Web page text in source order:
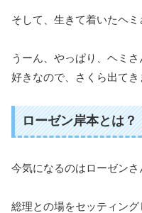
そして、生きて着いたヘミ
うーん、やっぱり、ヘミ
好きなので、さくら出てき
ローゼン岸本とは？
今気になるのはローゼンさ
総理との場をセッティン